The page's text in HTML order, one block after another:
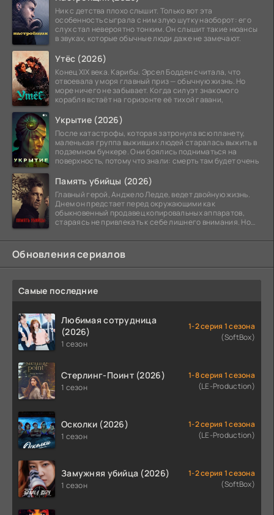
Ник с детства плохо слышит. Только вот эта
особенность сыграла с ним злую шутку наоборот: его
слух стал невероятно тонким. Он слышит такие нюансы
в звуках, которые обычные люди даже не замечают.
Утёс (2026)
Конец XIX века. Карибы. Эрсел Бодден считала, что
отвоевала у моря главный приз — обычную жизнь. Но
море ничего не забывает. Когда силуэт знакомого
корабля встаёт на горизонте её тихой гавани,
Укрытие (2026)
После катастрофы, которая затронула всю планету,
маленькая группа выживших людей старалась выжить в
подземном бункере. Они боялись подниматься на
поверхность, потому что знали: смерть там будет очень
Память убийцы (2026)
Главный герой, Анджело Ледде, ведет двойную жизнь.
Днем он предстает перед окружающими как
обыкновенный продавец копировальных аппаратов,
стараясь не привлекать к себе лишнего внимания. Но
Обновления сериалов
Самые последние
Любимая сотрудница
(2026)
1 сезон
1-2 серия 1 сезона
(SoftBox)
Стерлинг-Поинт (2026)
1 сезон
1-8 серия 1 сезона
(LE-Production)
Осколки (2026)
1 сезон
1-2 серия 1 сезона
(LE-Production)
Замужняя убийца (2026)
1 сезон
1-2 серия 1 сезона
(SoftBox)